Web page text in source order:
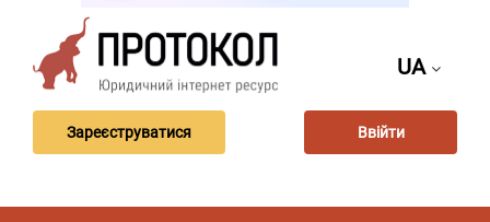
UA
Зареєструватися Ввійти